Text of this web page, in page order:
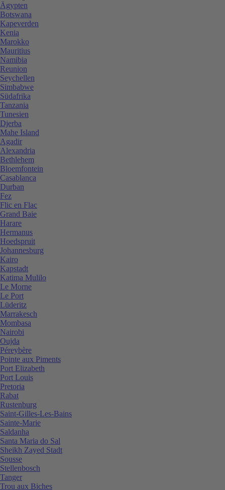
Ägypten
Botswana
Kapeverden
Kenia
Marokko
Mauritius
Namibia
Reunion
Seychellen
Simbabwe
Südafrika
Tanzania
Tunesien
Djerba
Mahe Island
Agadir
Alexandria
Bethlehem
Bloemfontein
Casablanca
Durban
Fez
Flic en Flac
Grand Baie
Harare
Hermanus
Hoedspruit
Johannesburg
Kairo
Kapstadt
Katima Mulilo
Le Morne
Le Port
Lüderitz
Marrakesch
Mombasa
Nairobi
Oujda
Péreybère
Pointe aux Piments
Port Elizabeth
Port Louis
Pretoria
Rabat
Rustenburg
Saint-Gilles-Les-Bains
Sainte-Marie
Saldanha
Santa Maria do Sal
Sheikh Zayed Stadt
Sousse
Stellenbosch
Tanger
Trou aux Biches